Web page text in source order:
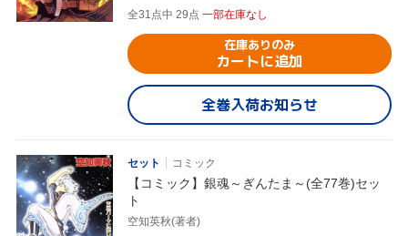
全31点中 29点 一部在庫なし
在庫ありのみ
カートに追加
全巻入荷お知らせ
セット コミック
【コミック】銀魂～ぎんたま～(全77巻)セッ
ト
空知英秋(著者)